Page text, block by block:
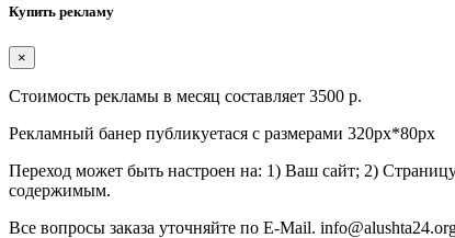
Купить рекламу
×
Стоимость рекламы в месяц составляет 3500 р.
Рекламный банер публикуетася с размерами 320px*80px
Переход может быть настроен на: 1) Ваш сайт; 2)
содержимым.
Все вопросы заказа уточняйте по E-Mail.